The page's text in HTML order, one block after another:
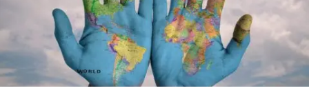
FORMACIÓ